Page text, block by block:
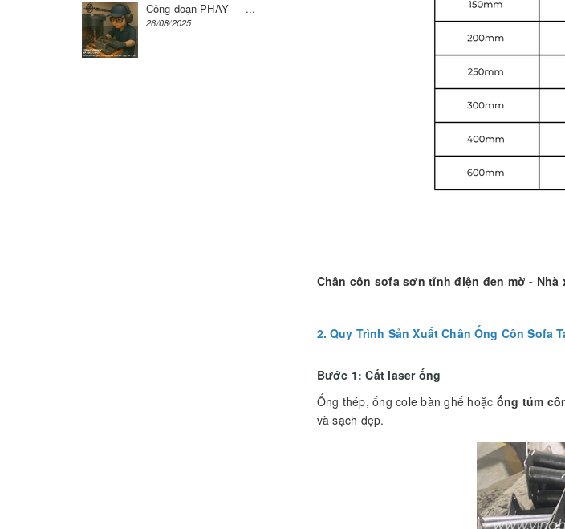
Chân côn sofa sơn tĩnh điện đen mờ -
2. Quy Trình Sản Xuất Chân Ống Côn Sofa
Bước 1: Cắt laser ống
Ống thép, ống cole bàn ghế hoặc ống túm
và sạch đẹp.
Công đoạn PHAY — ...
26/08/2025